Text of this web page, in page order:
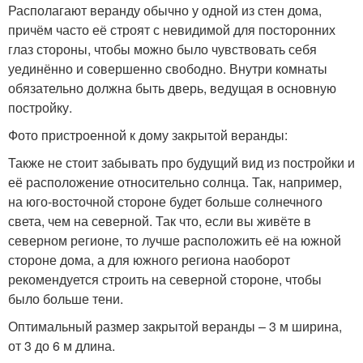
Располагают веранду обычно у одной из стен дома,
причём часто её строят с невидимой для посторонних
глаз стороны, чтобы можно было чувствовать себя
уединённо и совершенно свободно. Внутри комнаты
обязательно должна быть дверь, ведущая в основную
постройку.
Фото пристроенной к дому закрытой веранды:
Также не стоит забывать про будущий вид из постройки и
её расположение относительно солнца. Так, например,
на юго-восточной стороне будет больше солнечного
света, чем на северной. Так что, если вы живёте в
северном регионе, то лучше расположить её на южной
стороне дома, а для южного региона наоборот
рекомендуется строить на северной стороне, чтобы
было больше тени.
Оптимальный размер закрытой веранды – 3 м ширина,
от 3 до 6 м длина.